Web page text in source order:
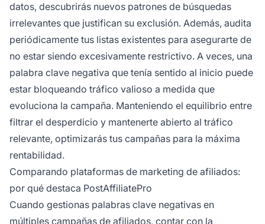
datos, descubrirás nuevos patrones de búsquedas
irrelevantes que justifican su exclusión. Además, audita
periódicamente tus listas existentes para asegurarte de
no estar siendo excesivamente restrictivo. A veces, una
palabra clave negativa que tenía sentido al inicio puede
estar bloqueando tráfico valioso a medida que
evoluciona la campaña. Manteniendo el equilibrio entre
filtrar el desperdicio y mantenerte abierto al tráfico
relevante, optimizarás tus campañas para la máxima
rentabilidad.
Comparando plataformas de marketing de afiliados:
por qué destaca PostAffiliatePro
Cuando gestionas palabras clave negativas en
múltiples campañas de afiliados, contar con la